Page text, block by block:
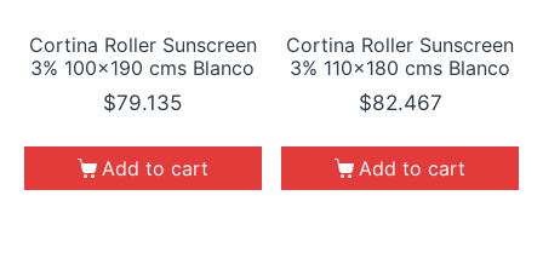
Cortina Roller Sunscreen
3% 100×190 cms Blanco
$79.135
Add to cart
Cortina Roller Sunscreen
3% 110×180 cms Blanco
$82.467
Add to cart